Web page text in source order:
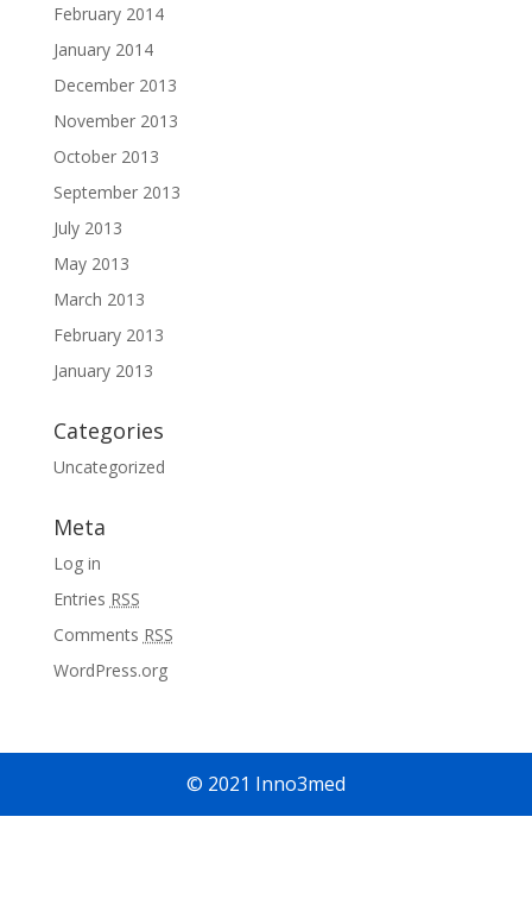
February 2014
January 2014
December 2013
November 2013
October 2013
September 2013
July 2013
May 2013
March 2013
February 2013
January 2013
Categories
Uncategorized
Meta
Log in
Entries RSS
Comments RSS
WordPress.org
© 2021 Inno3med